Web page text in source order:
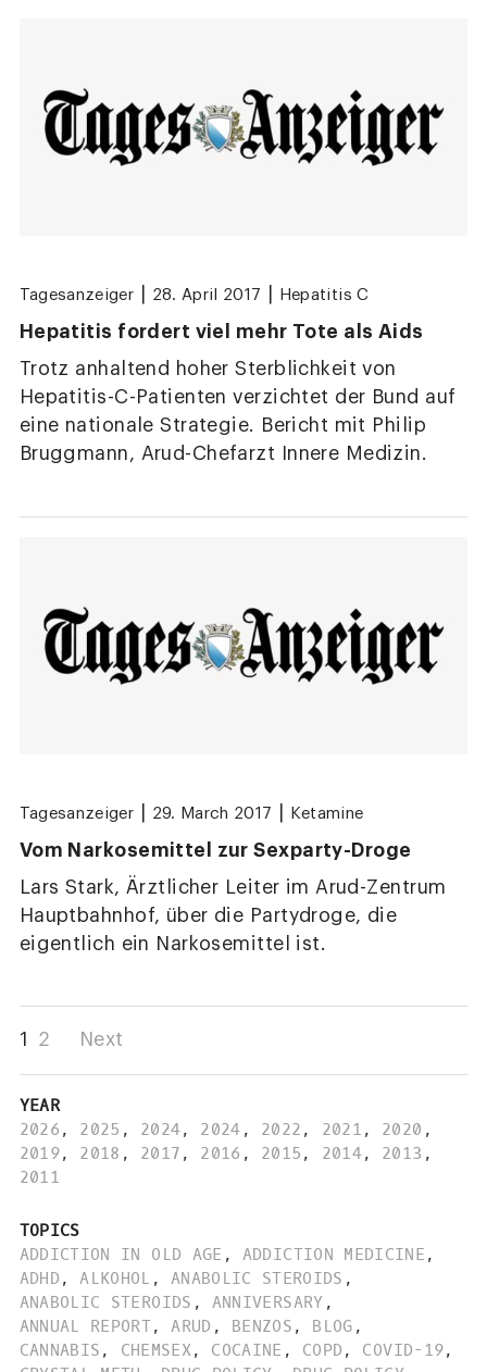
Tagesanzeiger 28. April 2017 Hepatitis C
Hepatitis fordert viel mehr Tote als Aids
Trotz anhaltend hoher Sterblichkeit von
Hepatitis-C-Patienten verzichtet der Bund auf
eine nationale Strategie. Bericht mit Philip
Bruggmann, Arud-Chefarzt Innere Medizin.
Tagesanzeiger 29. March 2017 Ketamine
Vom Narkosemittel zur Sexparty-Droge
Lars Stark, Ärztlicher Leiter im Arud-Zentrum
Hauptbahnhof, über die Partydroge, die
eigentlich ein Narkosemittel ist.
1 2 Next
YEAR
2026 , 2025 , 2024, 2024 , 2022 , 2021 , 2020 ,
2019, 2018 , 2017 , 2016 , 2015 , 2014, 2013 ,
2011
TOPICS
ADDICTION IN OLD AGE , ADDICTION MEDICINE ,
ADHD , ALKOHOL , ANABOLIC STEROIDS ,
ANABOLIC STEROIDS , ANNIVERSARY ,
ANNUAL REPORT, ARUD , BENZOS , BLOG ,
CANNABIS , CHEMSEX , COCAINE , COPD , COVID-19,